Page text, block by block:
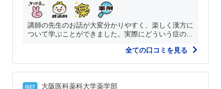
講師の先生のお話が大変分かりやすく、楽しく漢方に
ついて学ぶことができました。実際にどういう症の...
全ての口コミを見る
G27 大阪医科薬科大学薬学部